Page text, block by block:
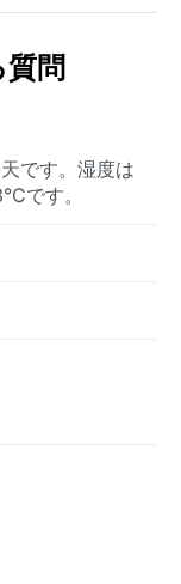
問
です。湿度は
です。